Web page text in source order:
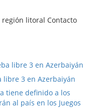
litoral Contacto
libre 3 en Azerbaiyán